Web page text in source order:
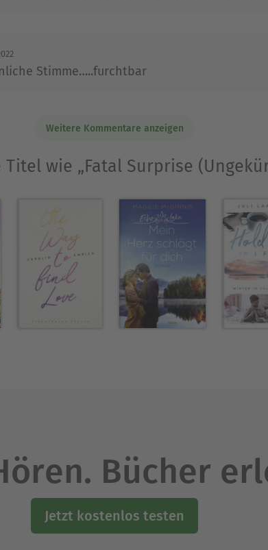
Stimme…..furchtbar
Weitere Kommentare anzeigen
wie „Fatal Surprise
Bücher
Jetzt kostenlos testen